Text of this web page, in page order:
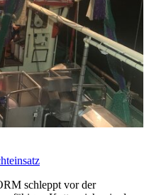
schleppt vor der